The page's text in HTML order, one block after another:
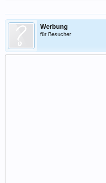
Werbung
für Besucher